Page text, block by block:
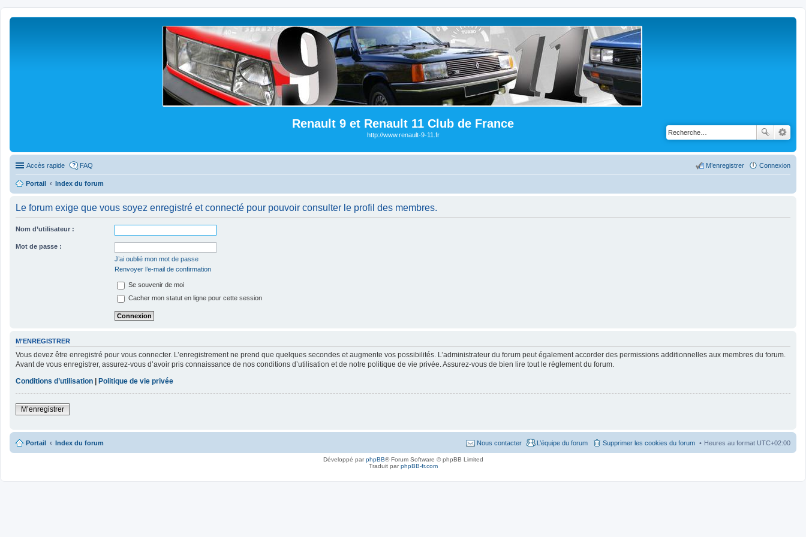
Renault 9 et Renault 11 Club de France
http://www.renault-9-11.fr
Accès rapide FAQ Connexion
M’enregistrer
Portail Index du forum
Le forum exige que vous soyez enregistré et connecté pour pouvoir consulter le profil des membres.
Nom d’utilisateur :
Mot de passe :
J’ai oublié mon mot de passe
Renvoyer l’e-mail de confirmation
Se souvenir de moi
Cacher mon statut en ligne pour cette session
M’ENREGISTRER
Vous devez être enregistré pour vous connecter. L’enregistrement ne prend que quelques secondes et augmente vos possibilités. L’administrateur du forum peut également accorder des permissions additionnelles aux membres du forum.
Avant de vous enregistrer, assurez-vous d’avoir pris connaissance de nos conditions d’utilisation et de notre politique de vie privée. Assurez-vous de bien lire tout le règlement du forum.
Conditions d’utilisation
Politique de vie privée
M’enregistrer
Portail Index du forum Heures au format UTC+02:00
Supprimer les cookies du forum
L’équipe du forum
Nous contacter
Développé parphpBB® Forum Software © phpBB Limited
Traduit parphpBB-fr.com